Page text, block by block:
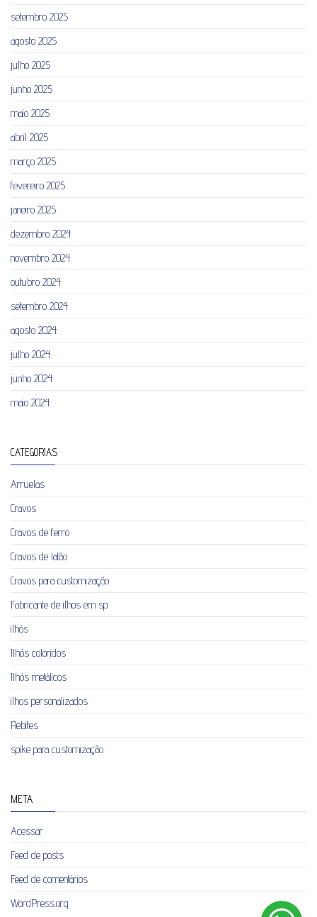
setembro 2025
agosto 2025
julho 2025
junho 2025
maio 2025
abril 2025
março 2025
fevereiro 2025
janeiro 2025
dezembro 2024
novembro 2024
outubro 2024
setembro 2024
agosto 2024
julho 2024
junho 2024
maio 2024
CATEGORIAS
Arruelas
Cravos
Cravos de ferro
Cravos de latão
Cravos para customização
Fabricante de ilhos em sp
ilhós
Ilhós coloridos
Ilhós metálicos
ilhos personalizados
Rebites
spike para customização
META
Acessar
Feed de posts
Feed de comentários
WordPress.org